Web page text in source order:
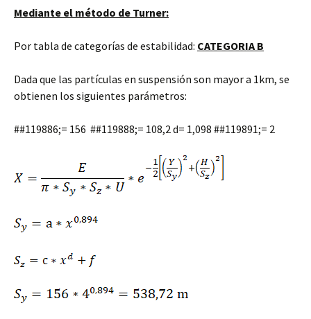
Mediante el método de Turner:
Por tabla de categorías de estabilidad: CATEGORIA B
Dada que las partículas en suspensión son mayor a 1km, se
obtienen los siguientes parámetros:
##119886;= 156 ##119888;= 108,2 d= 1,098 ##119891;= 2